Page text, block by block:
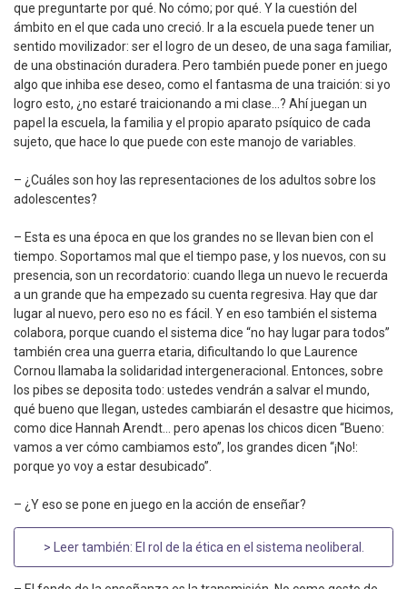
que preguntarte por qué. No cómo; por qué. Y la cuestión del
ámbito en el que cada uno creció. Ir a la escuela puede tener un
sentido movilizador: ser el logro de un deseo, de una saga familiar,
de una obstinación duradera. Pero también puede poner en juego
algo que inhiba ese deseo, como el fantasma de una traición: si yo
logro esto, ¿no estaré traicionando a mi clase…? Ahí juegan un
papel la escuela, la familia y el propio aparato psíquico de cada
sujeto, que hace lo que puede con este manojo de variables.
– ¿Cuáles son hoy las representaciones de los adultos sobre los
adolescentes?
– Esta es una época en que los grandes no se llevan bien con el
tiempo. Soportamos mal que el tiempo pase, y los nuevos, con su
presencia, son un recordatorio: cuando llega un nuevo le recuerda
a un grande que ha empezado su cuenta regresiva. Hay que dar
lugar al nuevo, pero eso no es fácil. Y en eso también el sistema
colabora, porque cuando el sistema dice “no hay lugar para todos”
también crea una guerra etaria, dificultando lo que Laurence
Cornou llamaba la solidaridad intergeneracional. Entonces, sobre
los pibes se deposita todo: ustedes vendrán a salvar el mundo,
qué bueno que llegan, ustedes cambiarán el desastre que hicimos,
como dice Hannah Arendt… pero apenas los chicos dicen “Bueno:
vamos a ver cómo cambiamos esto”, los grandes dicen “¡No!:
porque yo voy a estar desubicado”.
– ¿Y eso se pone en juego en la acción de enseñar?
> Leer también: El rol de la ética en el sistema neoliberal